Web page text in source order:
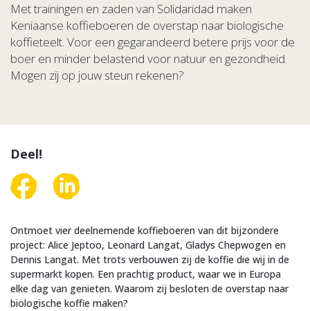
Met trainingen en zaden van Solidaridad maken
Keniaanse koffieboeren de overstap naar biologische
koffieteelt. Voor een gegarandeerd betere prijs voor de
boer en minder belastend voor natuur en gezondheid.
Mogen zij op jouw steun rekenen?
Deel!
Ontmoet vier deelnemende koffieboeren van dit bijzondere
project: Alice Jeptoo, Leonard Langat, Gladys Chepwogen en
Dennis Langat. Met trots verbouwen zij de koffie die wij in de
supermarkt kopen. Een prachtig product, waar we in Europa
elke dag van genieten. Waarom zij besloten de overstap naar
biologische koffie maken?